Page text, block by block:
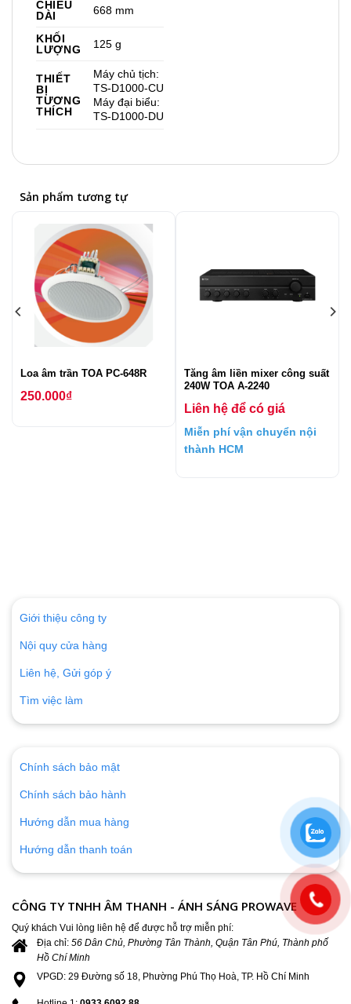
CHIỀU
DÀI
668 mm
KHỐI
LƯỢNG
125 g
THIẾT
BỊ
TƯƠNG
THÍCH
Máy chủ tịch:
TS-D1000-CU
Máy đại biểu:
TS-D1000-DU
Sản phẩm tương tự
Loa âm trần TOA PC-648R
250.000₫
Tăng âm liền mixer công suất
240W TOA A-2240
Liên hệ để có giá
Miễn phí vận chuyển nội
thành HCM
Giới thiệu công ty
Nội quy cửa hàng
Liên hệ, Gửi góp ý
Tìm việc làm
Chính sách bảo mật
Chính sách bảo hành
Hướng dẫn mua hàng
Hướng dẫn thanh toán
CÔNG TY TNHH ÂM THANH - ÁNH SÁNG PROWAVE
Quý khách Vui lòng liên hệ để được hỗ trợ miễn phí:
Địa chỉ: 56 Dân Chủ, Phường Tân Thành, Quận Tân Phú, Thành phố
Hồ Chí Minh
VPGD: 29 Đường số 18, Phường Phú Thọ Hoà, TP. Hồ Chí Minh